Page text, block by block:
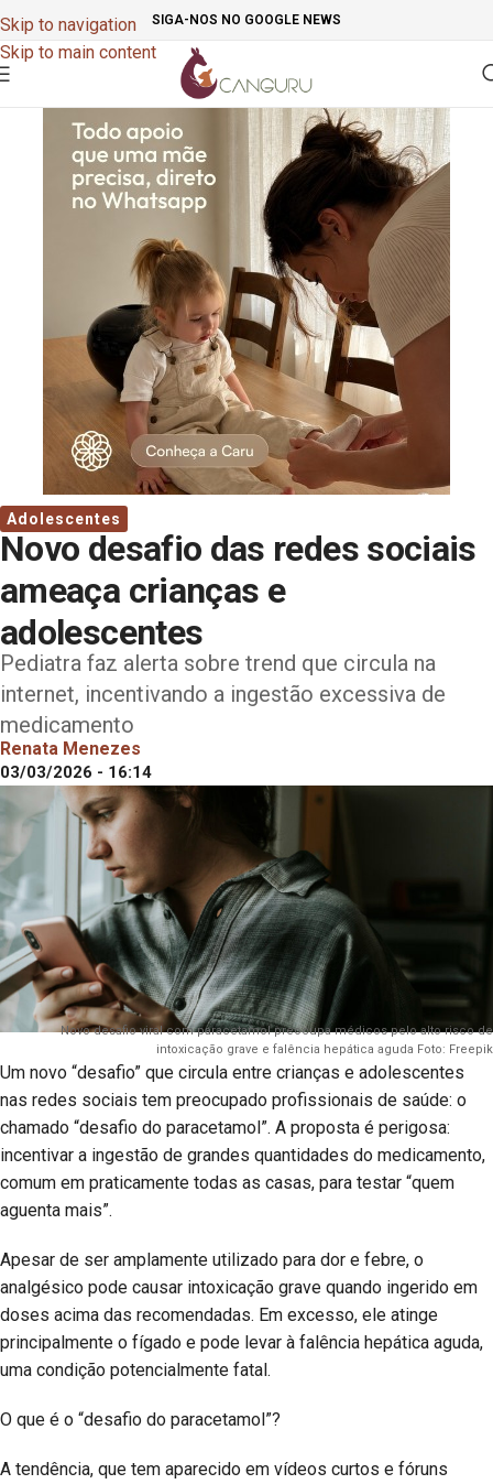
Skip to navigation
Skip to main content
SIGA-NOS NO GOOGLE NEWS
Adolescentes
Novo desafio das redes sociais
ameaça crianças e
adolescentes
Pediatra faz alerta sobre trend que circula na
internet, incentivando a ingestão excessiva de
medicamento
Renata Menezes
03/03/2026 - 16:14
Novo desafio viral com paracetamol preocupa médicos pelo alto risco de
intoxicação grave e falência hepática aguda Foto: Freepik
Um novo “desafio” que circula entre crianças e adolescentes
nas redes sociais tem preocupado profissionais de saúde: o
chamado “desafio do paracetamol”. A proposta é perigosa:
incentivar a ingestão de grandes quantidades do medicamento,
comum em praticamente todas as casas, para testar “quem
aguenta mais”.
Apesar de ser amplamente utilizado para dor e febre, o
analgésico pode causar intoxicação grave quando ingerido em
doses acima das recomendadas. Em excesso, ele atinge
principalmente o fígado e pode levar à falência hepática aguda,
uma condição potencialmente fatal.
O que é o “desafio do paracetamol”?
A tendência, que tem aparecido em vídeos curtos e fóruns